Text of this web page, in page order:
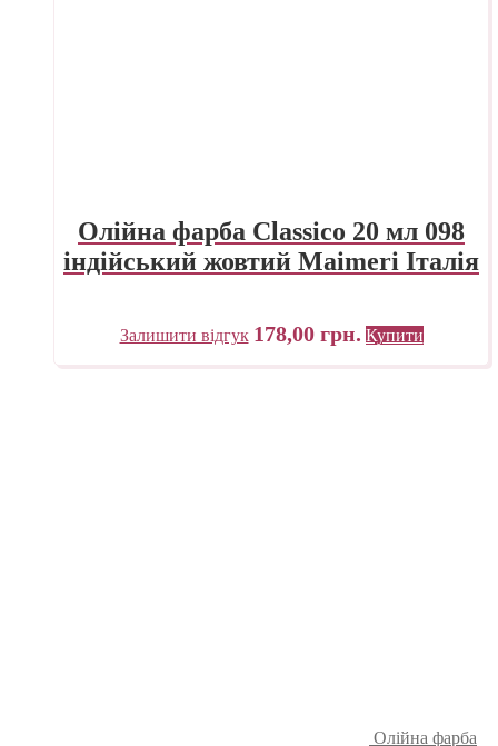
Олійна фарба Classico 20 мл 098
індійський жовтий Maimeri Італія
Залишити відгук 178,00 грн. Купити
Олійна фарба